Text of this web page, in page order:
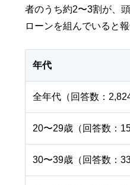
者のうち約2〜3割が、
ローンを組んでいると
年代
全年代（回答数：2,824
20〜29歳（回答数：
30〜39歳（回答数：